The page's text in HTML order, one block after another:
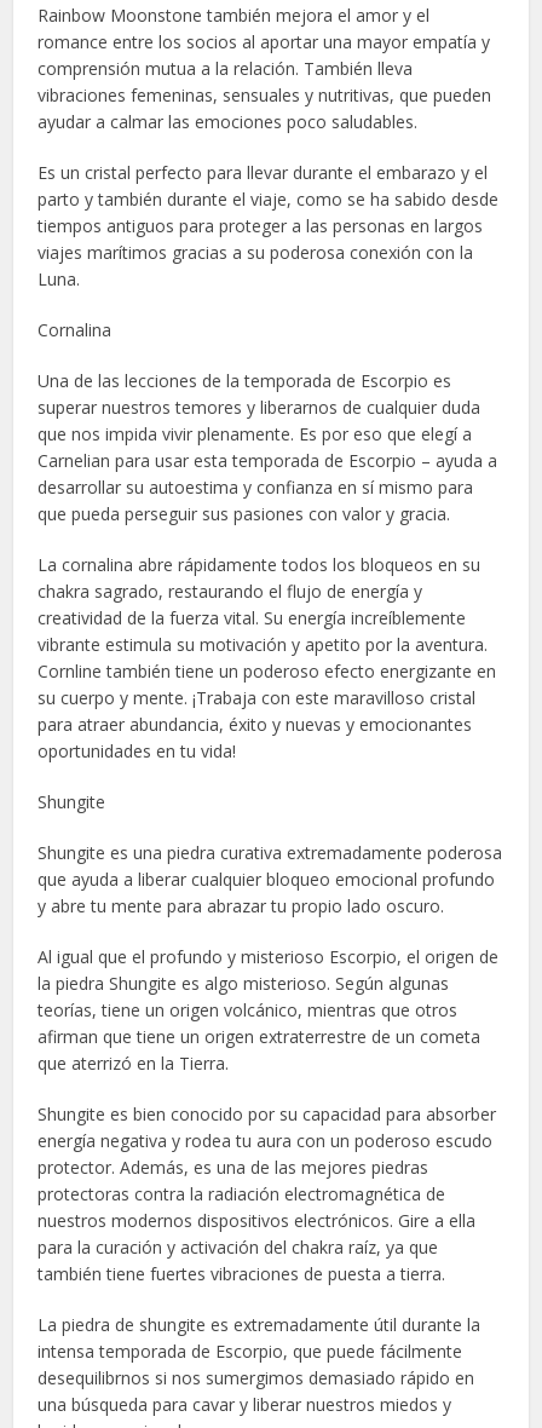
Rainbow Moonstone también mejora el amor y el
romance entre los socios al aportar una mayor empatía y
comprensión mutua a la relación. También lleva
vibraciones femeninas, sensuales y nutritivas, que pueden
ayudar a calmar las emociones poco saludables.
Es un cristal perfecto para llevar durante el embarazo y el
parto y también durante el viaje, como se ha sabido desde
tiempos antiguos para proteger a las personas en largos
viajes marítimos gracias a su poderosa conexión con la
Luna.
Cornalina
Una de las lecciones de la temporada de Escorpio es
superar nuestros temores y liberarnos de cualquier duda
que nos impida vivir plenamente. Es por eso que elegí a
Carnelian para usar esta temporada de Escorpio – ayuda a
desarrollar su autoestima y confianza en sí mismo para
que pueda perseguir sus pasiones con valor y gracia.
La cornalina abre rápidamente todos los bloqueos en su
chakra sagrado, restaurando el flujo de energía y
creatividad de la fuerza vital. Su energía increíblemente
vibrante estimula su motivación y apetito por la aventura.
Cornline también tiene un poderoso efecto energizante en
su cuerpo y mente. ¡Trabaja con este maravilloso cristal
para atraer abundancia, éxito y nuevas y emocionantes
oportunidades en tu vida!
Shungite
Shungite es una piedra curativa extremadamente poderosa
que ayuda a liberar cualquier bloqueo emocional profundo
y abre tu mente para abrazar tu propio lado oscuro.
Al igual que el profundo y misterioso Escorpio, el origen de
la piedra Shungite es algo misterioso. Según algunas
teorías, tiene un origen volcánico, mientras que otros
afirman que tiene un origen extraterrestre de un cometa
que aterrizó en la Tierra.
Shungite es bien conocido por su capacidad para absorber
energía negativa y rodea tu aura con un poderoso escudo
protector. Además, es una de las mejores piedras
protectoras contra la radiación electromagnética de
nuestros modernos dispositivos electrónicos. Gire a ella
para la curación y activación del chakra raíz, ya que
también tiene fuertes vibraciones de puesta a tierra.
La piedra de shungite es extremadamente útil durante la
intensa temporada de Escorpio, que puede fácilmente
desequilibrnos si nos sumergimos demasiado rápido en
una búsqueda para cavar y liberar nuestros miedos y